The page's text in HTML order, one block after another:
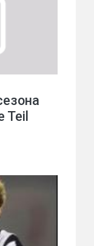
Teil